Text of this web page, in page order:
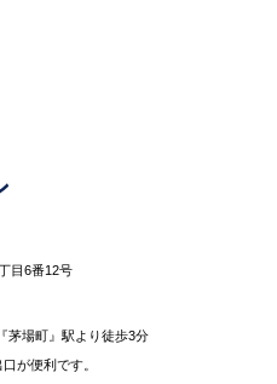
⽬6番12号
茅場町』駅より徒歩3分
が便利です。